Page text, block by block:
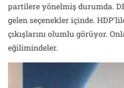
partilere yönelmiş durumda.
gelen seçenekler içinde.
çıkışlarını olumlu görüyor.
eğilimindeler.